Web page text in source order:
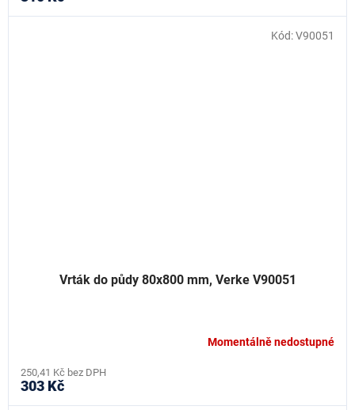
Vrták do půdy 80x800 mm, Verke V90051
Momentálně nedostupné
250,41 Kč bez DPH
303 Kč
Kód:V90051